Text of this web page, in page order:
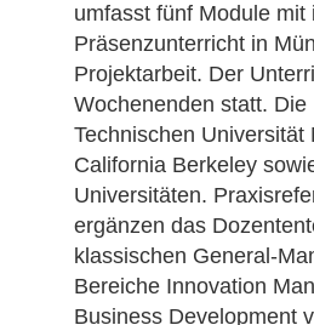
umfasst fünf Module mit
Präsenzunterricht in
Projektarbeit. Der
Wochenenden statt.
Technischen
California Berkeley
Universitäten.
ergänzen das
klassischen General-
Bereiche Innovation
Business Development